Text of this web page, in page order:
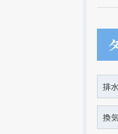
排
換
クリックで
クリックで